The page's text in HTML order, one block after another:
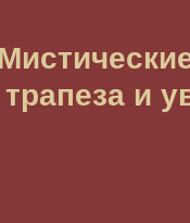
трапеза и